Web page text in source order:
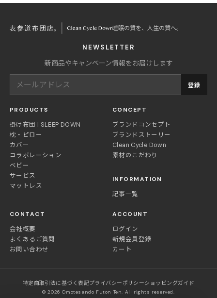
睡眠の質を、人生の質へ。
NEWSLETTER
新商品やキャンペーン情報をお届けします
登録
PRODUCTS
掛け布団 | SLEEP DOWN
枕・ピロー
カバー
コラボレーション
ベビー
サービス
マットレス
CONCEPT
ブランドコンセプト
ブランドストーリー
Clean Cycle Down
素材のこだわり
INFORMATION
記事一覧
CONTACT
会社概要
よくあるご質問
お問い合わせ
ACCOUNT
ログイン
新規会員登録
カート
特定商取引法に基づく表記プライバシーポリシーショッピングガイド
© 2026 Omotesando Futon Ten. All rights reserved.